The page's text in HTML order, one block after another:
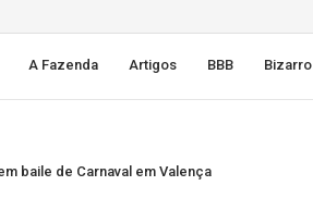
A Fazenda Artigos BBB Bizarro
baile de Carnaval em Valença